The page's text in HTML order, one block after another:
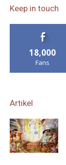
Keep in touch
18,000
Fans
Artikel